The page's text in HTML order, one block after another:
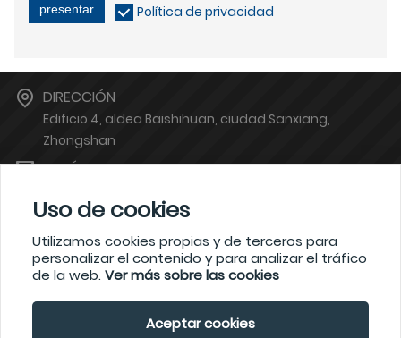
presentar Política de privacidad
DIRECCIÓN
Edificio 4, aldea Baishihuan, ciudad Sanxiang,
Zhongshan
BUZÓN
TELÉFONO
13380620684
?2021 waimaoniu.net
Uso de cookies
Utilizamos cookies propias y de terceros para
personalizar el contenido y para analizar el tráfico
de la web. Ver más sobre las cookies
Aceptar cookies